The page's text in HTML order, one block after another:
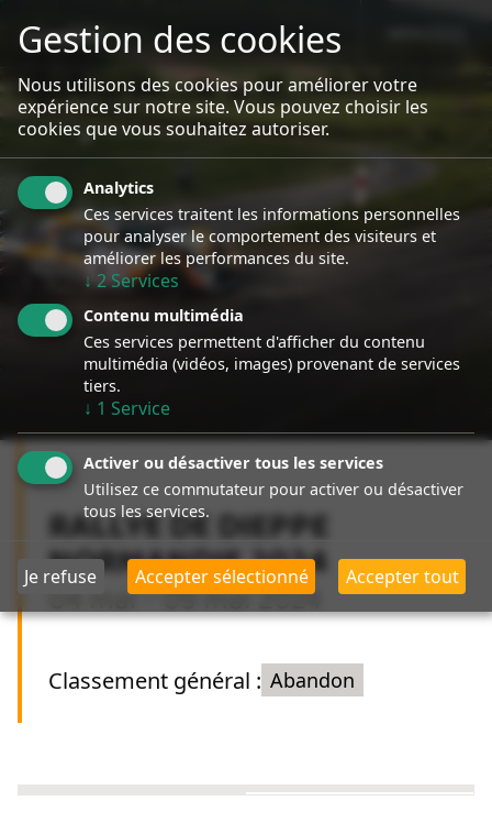
sport event
Specialiste Porsche Rallye
RALLYE DE DIEPPE
NORMANDIE 2024
04 mai - 09mai 2024
Classement général : Abandon
Gestion des cookies
Nous utilisons des cookies pour améliorer votre
expérience sur notre site. Vous pouvez choisir les
cookies que vous souhaitez autoriser.
Analytics
Ces services traitent les informations personnelles
pour analyser le comportement des visiteurs et
améliorer les performances du site.
↓2Services
Contenu multimédia
Ces services permettent d'afficher du contenu
multimédia (vidéos, images) provenant de services
tiers.
↓ 1 Service
Activer ou désactiver tous les services
Utilisez ce commutateur pour activer ou désactiver
tous les services.
Je refuse Accepter sélectionné Accepter tout